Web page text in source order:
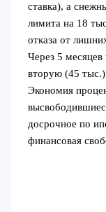
ставка), а
лимита на 18
отказа от
Через 5 месяцев
вторую (45
Экономия
досрочное по
финансовая